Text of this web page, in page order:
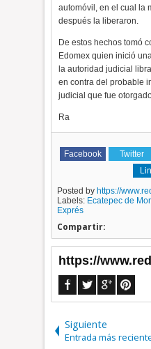
automóvil, en el cual la
después la liberaron.
De estos hechos tomó
Edomex quien inició
la autoridad judicial
en contra del probable
judicial que fue
Ra
Facebook Twitter
Posted by https://
Labels: Ecatepec de
Exprés
Compartir:
https://
Siguiente
Entrada más